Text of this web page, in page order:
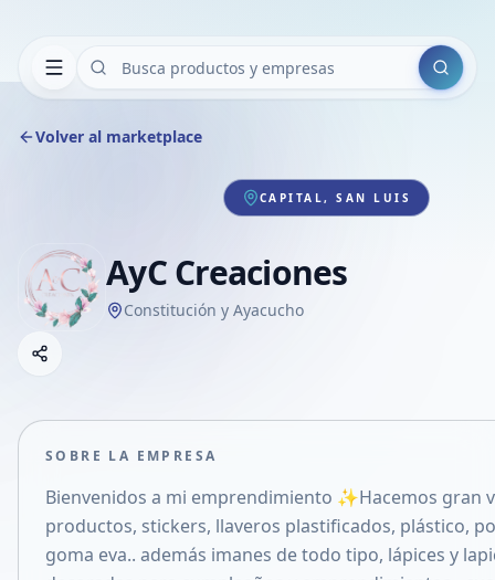
Buscar
Volver al marketplace
CAPITAL, SAN LUIS
AyC Creaciones
Constitución y Ayacucho
Compartir empresa
Compartir en X
SOBRE LA EMPRESA
Bienvenidos a mi emprendimiento ✨Hacemos gran
productos, stickers, llaveros plastificados, plástico,
goma eva.. además imanes de todo tipo, lápices y